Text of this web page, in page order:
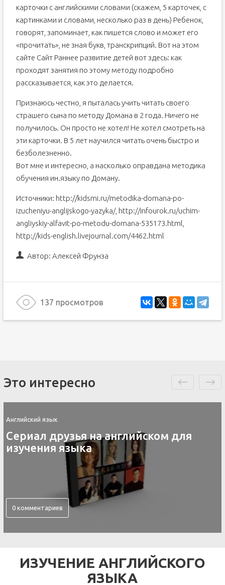
карточки с английскими словами (скажем, 5 карточек, с
картинками и словами, несколько раз в день) Ребенок,
говорят, запоминает, как пишется слово и может его
«прочитать», не зная букв, транскрипций. Вот на этом
сайте Сайт Раннее развитие детей вот здесь: как
проходят занятия по этому методу подробно
рассказывается, как это делается.
Признаюсь честно, я пыталась учить читать своего
страшего сына по методу Домана в 2 года. Ничего не
получилось. Он просто не хотел! Не хотел смотреть на
эти карточки. В 5 лет научился читать очень быстро и
безболезненно.
Вот мне и интересно, а насколько оправдана методика
обучения ин.языку по Доману.
Источники: http://kidsmi.ru/metodika-domana-po-
izucheniyu-anglijskogo-yazyka/, http://infourok.ru/uchim-
angliyskiy-alfavit-po-metodu-domana-535173.html,
http://kids-english.livejournal.com/4462.html
Автор: Алексей Фрунза
137 просмотров
Это интересно
Английский язык
Контакты скайп для изучения
английского языка
0 комментариев
ИЗУЧЕНИЕ АНГЛИЙСКОГО
ЯЗЫКА